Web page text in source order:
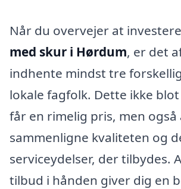
Når du overvejer at
med skur i Hørdum, er det
indhente mindst tre
lokale fagfolk. Dette ikke
får en rimelig pris, men også
sammenligne kvaliteten og
serviceydelser, der tilbydes.
tilbud i hånden giver dig en